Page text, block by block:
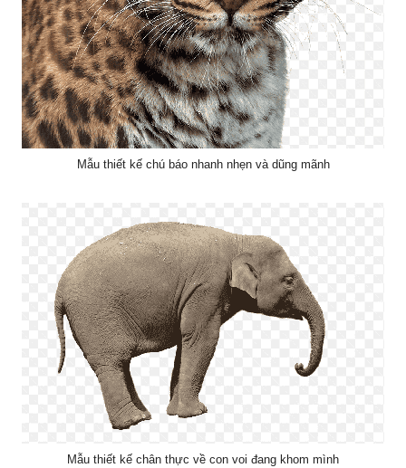
Mẫu thiết kế chú báo nhanh nhẹn và dũng mãnh
Mẫu thiết kế chân thực về con voi đang khom mình